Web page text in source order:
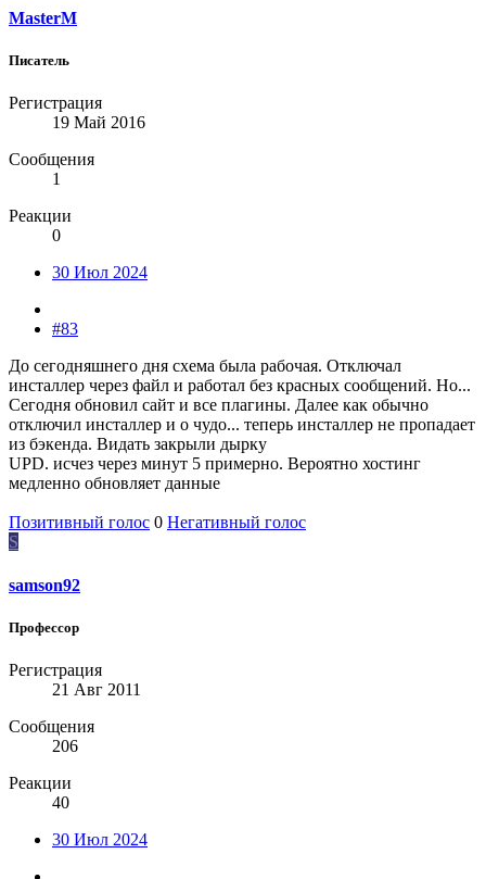
MasterM
Писатель
Регистрация
19 Май 2016
Сообщения
1
Реакции
0
30 Июл 2024
#83
До сегодняшнего дня схема была рабочая. Отключал
инсталлер через файл и работал без красных сообщений. Но...
Сегодня обновил сайт и все плагины. Далее как обычно
отключил инсталлер и о чудо... теперь инсталлер не пропадает
из бэкенда. Видать закрыли дырку
UPD. исчез через минут 5 примерно. Вероятно хостинг
медленно обновляет данные
Позитивный голос 0 Негативный голос
S
samson92
Профессор
Регистрация
21 Авг 2011
Сообщения
206
Реакции
40
30 Июл 2024